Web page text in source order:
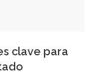
clave para